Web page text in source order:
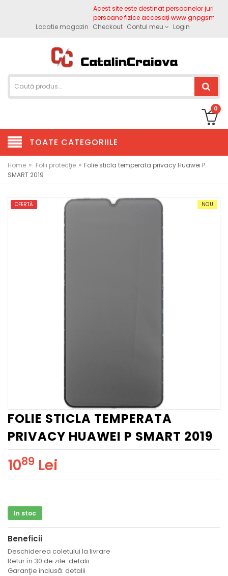
Acest site este destinat persoanelor juridice.
persoane fizice accesați www.gnpgsm.ro
Locatie magazin Checkout Contul meu Login
0
TOATE CATEGORIILE
Home » Folii protecţie » Folie sticla temperata privacy Huawei P
SMART 2019
OFERTĂ NOU
FOLIE STICLA TEMPERATA
PRIVACY HUAWEI P SMART 2019
1089 Lei
In stoc
Beneficii
Deschiderea coletului la livrare
Retur în 30 de zile: detalii
Garanţie inclusă: detalii